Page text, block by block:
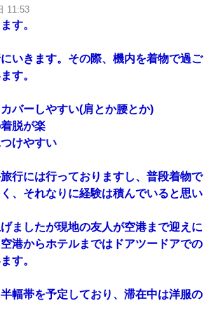
11:53
す。
いきます。その際、機内を着物で過ご
す。
バーしやすい(肩とか腰とか)
脱が楽
けやすい
行には行っておりますし、普段着物で
、それなりに経験は積んでいると思い
ましたが現地の友人が空港まで迎えに
港からホテルまではドアツードアでの
す。
幅帯を予定しており、滞在中は洋服の